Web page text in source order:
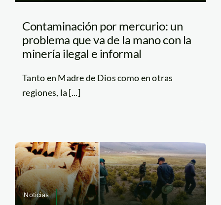
Contaminación por mercurio: un
problema que va de la mano con la
minería ilegal e informal
Tanto en Madre de Dios como en otras
regiones, la [...]
Noticias